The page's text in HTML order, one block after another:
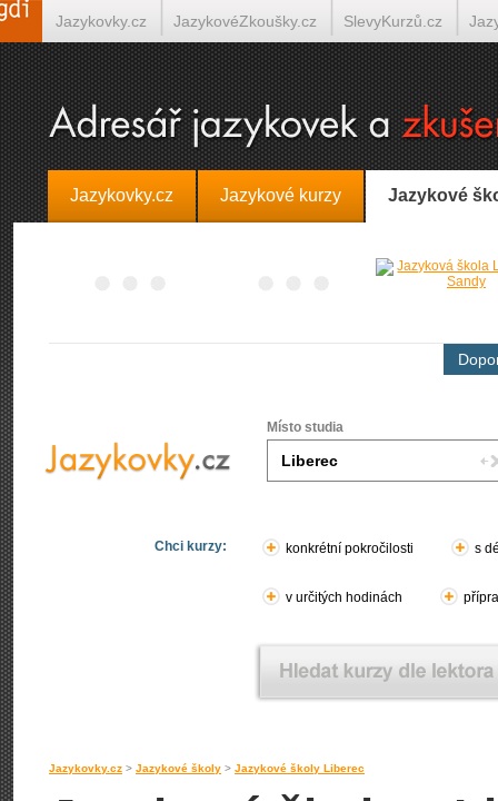
Jazykovky.cz Jazykové kurzy Jazykové
Místo studia
Chci kurzy: konkrétní pokročilosti s
v určitých hodinách
Jazykovky.cz > Jazykové školy > Jazykové školy Liberec
Jazykovky.cz JazykovéZkoušky.cz SlevyKurzů.cz
Španělština on-line Italština on-line Tlumočení-